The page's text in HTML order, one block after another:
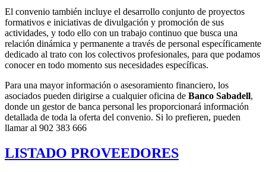
El convenio también incluye el desarrollo conjunto de proyectos
formativos e iniciativas de divulgación y promoción de sus
actividades, y todo ello con un trabajo continuo que busca una
relación dinámica y permanente a través de personal específicamente
dedicado al trato con los colectivos profesionales, para que podamos
conocer en todo momento sus necesidades específicas.
Para una mayor información o asesoramiento financiero, los
asociados pueden dirigirse a cualquier oficina de Banco Sabadell,
donde un gestor de banca personal les proporcionará información
detallada de toda la oferta del convenio. Si lo prefieren, pueden
llamar al 902 383 666
LISTADO PROVEEDORES